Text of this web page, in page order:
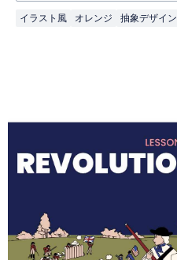
イラスト風 オレンジ 抽象デザイン